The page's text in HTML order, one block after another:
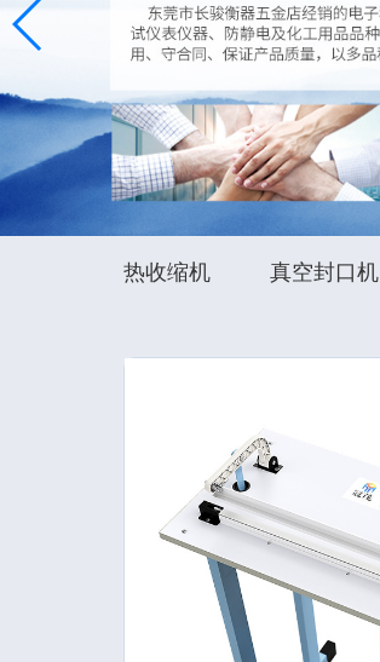
热收缩机 真空封口机